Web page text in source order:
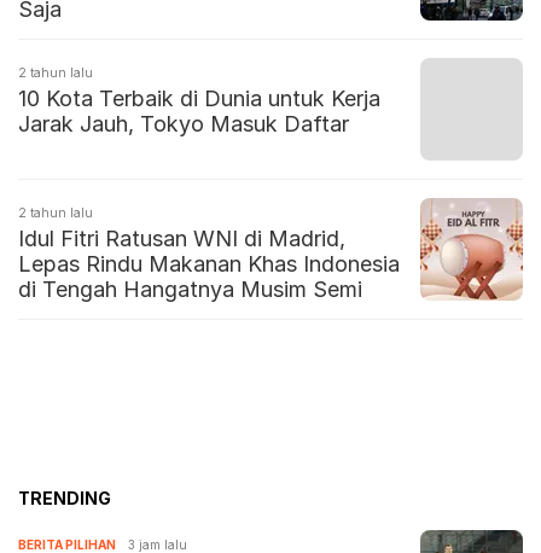
Saja
2 tahun lalu
10 Kota Terbaik di Dunia untuk Kerja
Jarak Jauh, Tokyo Masuk Daftar
2 tahun lalu
Idul Fitri Ratusan WNI di Madrid,
Lepas Rindu Makanan Khas Indonesia
di Tengah Hangatnya Musim Semi
TRENDING
BERITA PILIHAN 3 jam lalu